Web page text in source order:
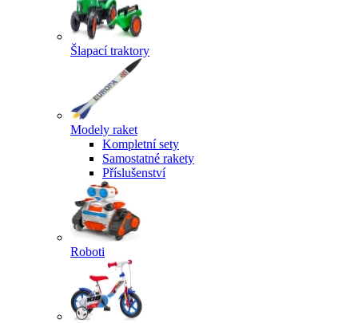
Šlapací traktory
Modely raket
Kompletní sety
Samostatné rakety
Příslušenství
Roboti